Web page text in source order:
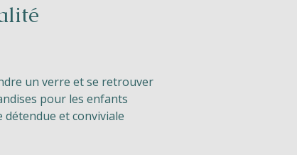
un verre et se retrouver
pour les enfants
détendue et conviviale